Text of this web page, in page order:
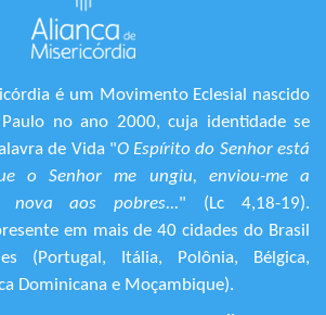
é um Movimento Eclesial nascido
no ano 2000, cuja identidade se
de Vida "O Espírito do Senhor está
o Senhor me ungiu, enviou-me a
aos pobres..." (Lc 4,18-19).
em mais de 40 cidades do Brasil
(Portugal, Itália, Polônia, Bélgica,
Dominicana e Moçambique).